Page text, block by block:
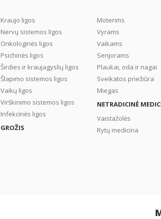
Kraujo ligos
Nervų sistemos ligos
Onkologinės ligos
Psichinės ligos
Širdies ir kraujagyslių ligos
Šlapimo sistemos ligos
Vaikų ligos
Virškinimo sistemos ligos
Infekcinės ligos
GROŽIS
Moterims
Vyrams
Vaikams
Senjorams
Plaukai, oda ir nagai
Sveikatos priežiūra
Miegas
NETRADICINĖ
Vaistažolės
Rytų medicina